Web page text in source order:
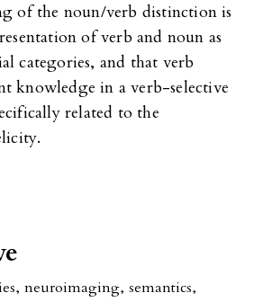
, neuroimaging, semantics,
of the noun/verb distinction is
of verb and noun as
categories, and that verb
knowledge in a verb-selective
related to the